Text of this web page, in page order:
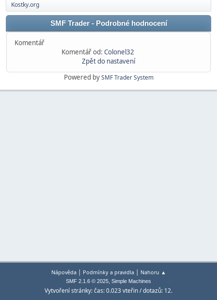
Kostky.org
SMF Trader - Podrobné hodnocení
Komentář
Komentář od: Colonel32
Zpět do nastavení
Powered bySMF Trader System
Nápověda| Podmínky a pravidla| Nahoru ▲
SMF 2.1.6 © 2025, Simple Machines
Vytvoření stránky: čas: 0.023 vteřin / dotazů: 12.